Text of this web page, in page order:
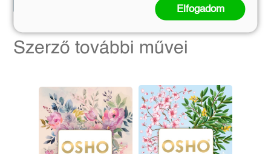
Kosárba
Szerző további művei
Elfogadom